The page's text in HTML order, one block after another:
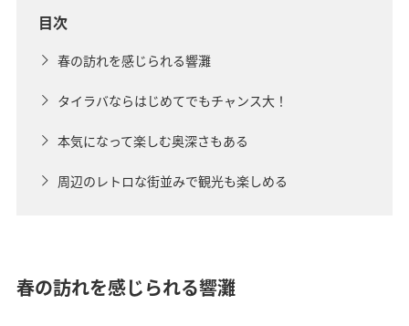
目次
春の訪れを感じられる響灘
タイラバならはじめてでもチャンス大！
本気になって楽しむ奥深さもある
周辺のレトロな街並みで観光も楽しめる
春の訪れを感じられる響灘